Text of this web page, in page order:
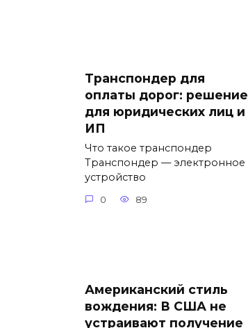
Транспондер для
оплаты дорог: решение
для юридических лиц и
ИП
Что такое транспондер
Транспондер — электронное
устройство
0 89
Американский стиль
вождения: В США не
устраивают получение